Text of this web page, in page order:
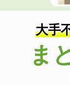
大手
ま